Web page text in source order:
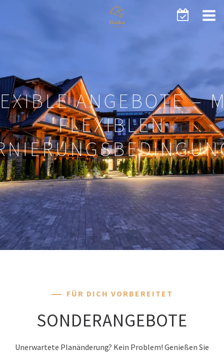
ANGEBOTE –
FLEXIBLEN
FÜR DICH VORBEREITET
SONDERANGEBOTE
Unerwartete Planänderung? Kein Problem! Genießen Sie